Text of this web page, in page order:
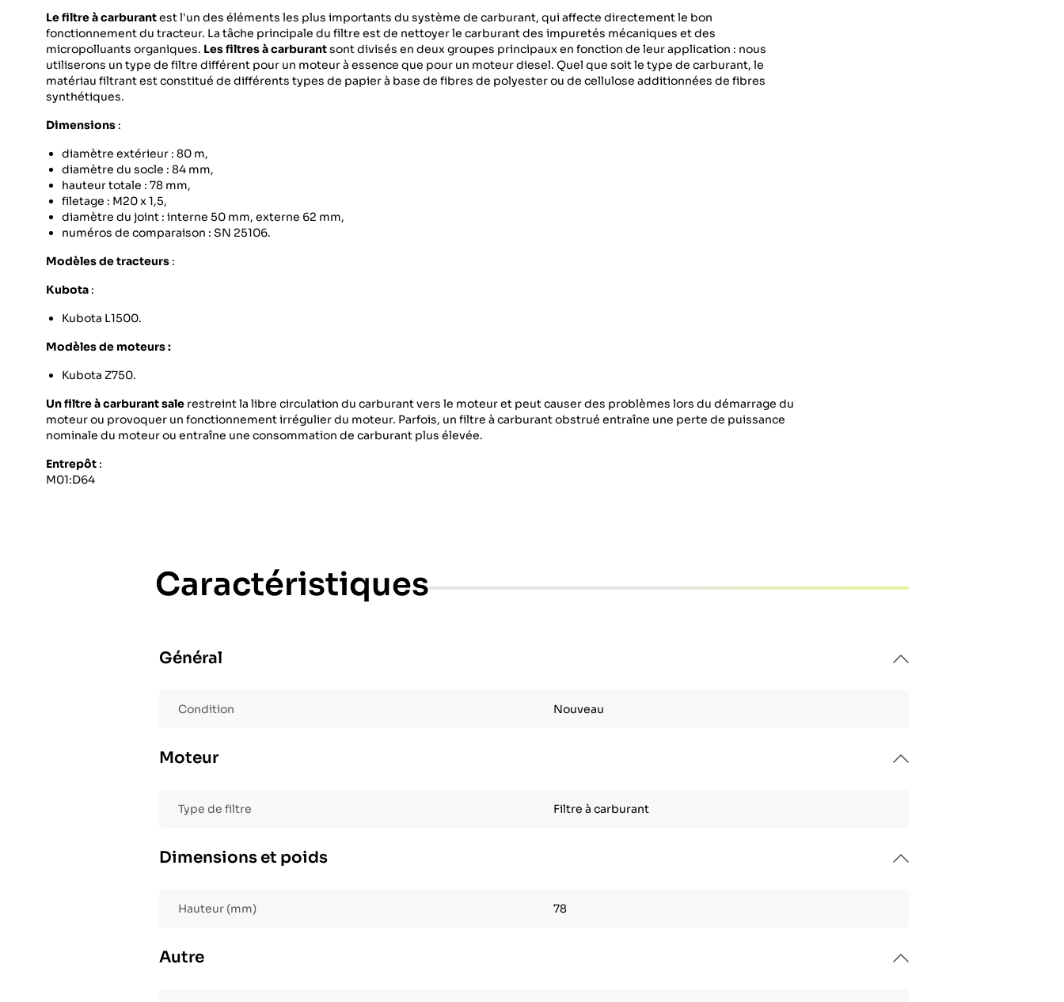
Le filtre à carburantest l'un des éléments les plus importants du système de carburant, qui affecte directement le bon
fonctionnement du tracteur. La tâche principale du filtre est de nettoyer le carburant des impuretés mécaniques et des
micropolluants organiques. Les filtres à carburantsont divisés en deux groupes principaux en fonction de leur application : nous
utiliserons un type de filtre différent pour un moteur à essence que pour un moteur diesel. Quel que soit le type de carburant, le
matériau filtrant est constitué de différents types de papier à base de fibres de polyester ou de cellulose additionnées de fibres
synthétiques.
Dimensions :
diamètre extérieur : 80 m,
diamètre du socle : 84 mm,
hauteur totale : 78 mm,
filetage : M20 x 1,5,
diamètre du joint : interne 50 mm, externe 62 mm,
numéros de comparaison : SN 25106.
Modèles de tracteurs :
Kubota :
Kubota L1500.
Modèles de moteurs :
Kubota Z750.
Un filtre à carburant sale restreint la libre circulation du carburant vers le moteur et peut causer des problèmes lors du démarrage du
moteur ou provoquer un fonctionnement irrégulier du moteur. Parfois, un filtre à carburant obstrué entraîne une perte de puissance
nominale du moteur ou entraîne une consommation de carburant plus élevée.
Entrepôt :
M01:D64
Caractéristiques
Général
Condition Nouveau
Moteur
Type de filtre Filtre à carburant
Dimensions et poids
Hauteur (mm) 78
Autre